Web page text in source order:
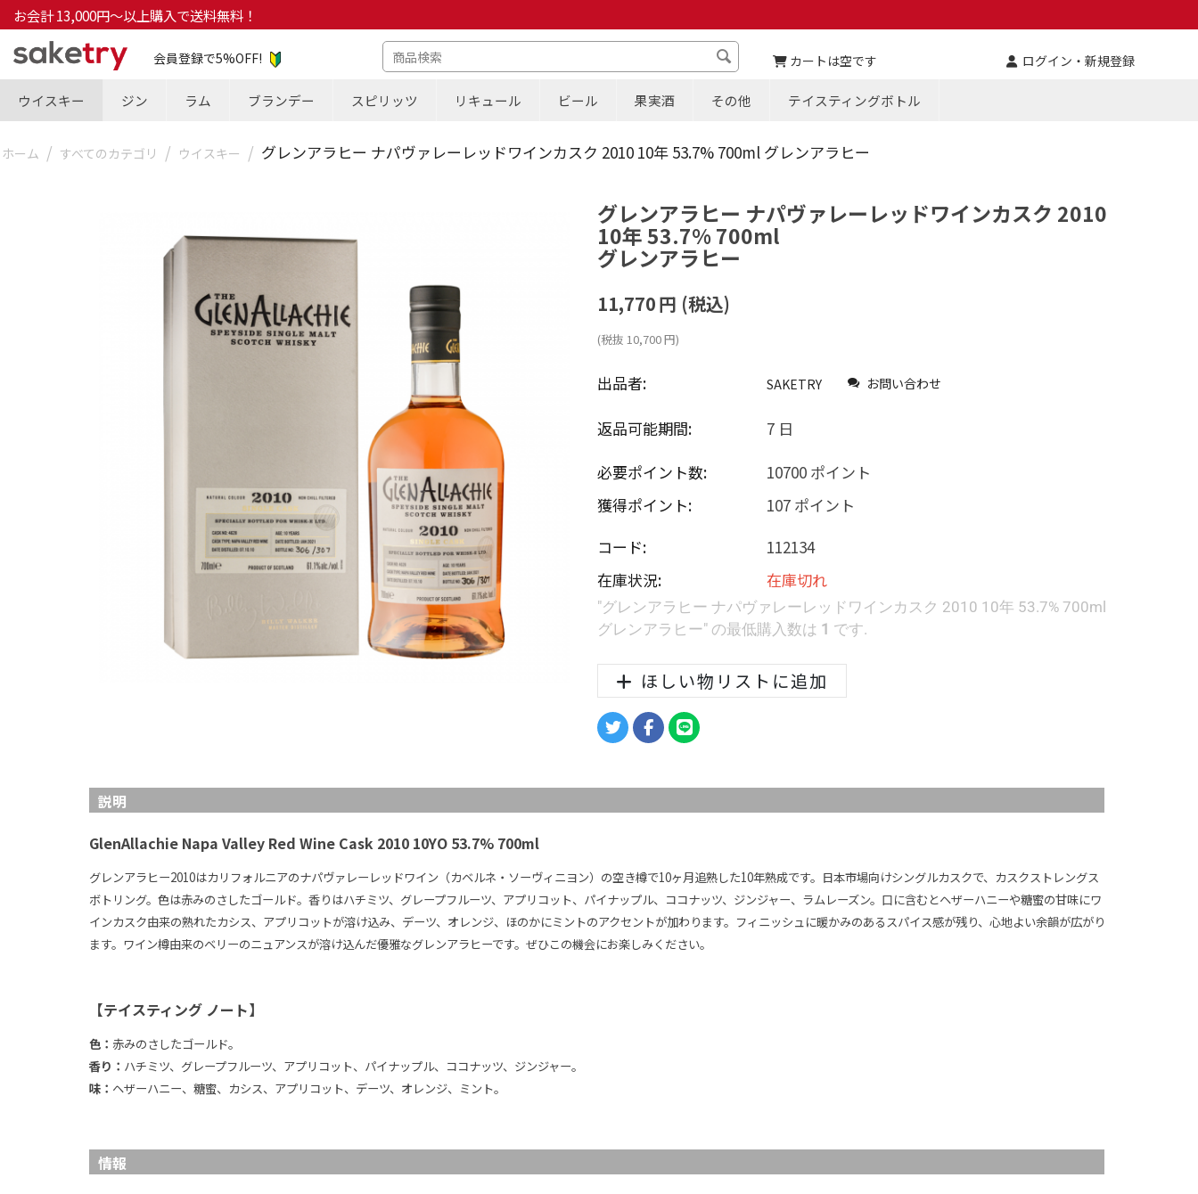
お会計 13,000円～以上購入で送料無料！
会員登録で5%OFF! カートは空です ログイン・新規登録
ウイスキー ジン ラム ブランデー スピリッツ リキュール ビール 果実酒 その他 テイスティングボトル
ホーム / すべてのカテゴリ / ウイスキー / グレンアラヒー ナパヴァレーレッドワインカスク 2010 10年 53.7% 700ml グレンアラヒー
グレンアラヒー ナパヴァレーレッドワインカスク 2010
10年 53.7% 700ml
グレンアラヒー
11,770円 (税込)
(税抜 10,700円)
出品者: SAKETRY お問い合わせ
返品可能期間:
7 日
必要ポイント数:
10700 ポイント
獲得ポイント:
107 ポイント
コード:
112134
在庫状況:
在庫切れ
"グレンアラヒー ナパヴァレーレッドワインカスク 2010 10年 53.7% 700ml
グレンアラヒー" の最低購入数は 1 です.
ほしい物リストに追加
説明
GlenAllachie Napa Valley Red Wine Cask 2010 10YO 53.7% 700ml
グレンアラヒー2010はカリフォルニアのナパヴァレーレッドワイン（カベルネ・ソーヴィニヨン）の空き樽で10ヶ月追熟した10年熟成です。日本市場向けシングルカスクで、カスクストレングス
ボトリング。色は赤みのさしたゴールド。香りはハチミツ、グレープフルーツ、アプリコット、パイナップル、ココナッツ、ジンジャー、ラムレーズン。口に含むとヘザーハニーや糖蜜の甘味にワ
インカスク由来の熟れたカシス、アプリコットが溶け込み、デーツ、オレンジ、ほのかにミントのアクセントが加わります。フィニッシュに暖かみのあるスパイス感が残り、心地よい余韻が広がり
ます。ワイン樽由来のベリーのニュアンスが溶け込んだ優雅なグレンアラヒーです。ぜひこの機会にお楽しみください。
【テイスティング ノート】
色： 赤みのさしたゴールド。
香り： ハチミツ、グレープフルーツ、アプリコット、パイナップル、ココナッツ、ジンジャー。
味： ヘザーハニー、糖蜜、カシス、アプリコット、デーツ、オレンジ、ミント。
情報